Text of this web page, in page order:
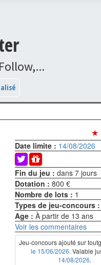
★
Date limite : 14/08/2026
Fin du jeu :dans 7 jours
Dotation :800 €
Nombre de lots : 1
Types de jeu-concours
Age :À partir de 13 ans
Voir les commentaires
Jeu-concours ajouté sur
le 15/06/2026. Valable
14/08/2026.